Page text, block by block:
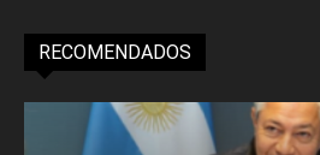
RECOMENDADOS